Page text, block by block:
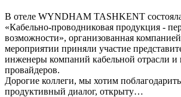
В отеле WYNDHAM TASHKENT
«Кабельно-проводниковая продукция -
возможности», организованная
мероприятии приняли участие
инженеры компаний кабельной отрасли и
провайдеров.
Дорогие коллеги, мы хотим поблагодарить
продуктивный диалог, открыту…